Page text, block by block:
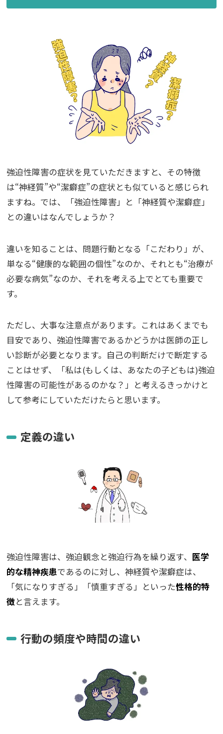
強迫性障害の症状を見ていただきますと、その特徴
は“神経質”や“潔癖症”の症状とも似ていると感じられ
ますね。では、「強迫性障害」と「神経質や潔癖症」
との違いはなんでしょうか？
違いを知ることは、問題行動となる「こだわり」が、
単なる“健康的な範囲の個性”なのか、それとも“治療が
必要な病気”なのか、それを考える上でとても重要で
す。
ただし、大事な注意点があります。これはあくまでも
目安であり、強迫性障害であるかどうかは医師の正し
い診断が必要となります。自己の判断だけで断定する
ことはせず、「私は(もしくは、あなたの子どもは)強迫
性障害の可能性があるのかな？」と考えるきっかけと
して参考にしていただけたらと思います。
定義の違い
強迫性障害は、強迫観念と強迫行為を繰り返す、 医学
的な精神疾患であるのに対し、神経質や潔癖症は、
「気になりすぎる」「慎重すぎる」といった性格的特
徴と言えます。
行動の頻度や時間の違い